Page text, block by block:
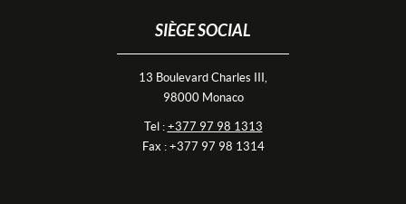
SIÈGE SOCIAL
13 Boulevard Charles III,
98000 Monaco
Tel : +377 97 98 1313
Fax : +377 97 98 1314